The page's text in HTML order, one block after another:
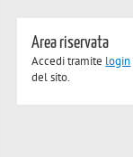
Area riservata
Accedi tramite login
del sito.